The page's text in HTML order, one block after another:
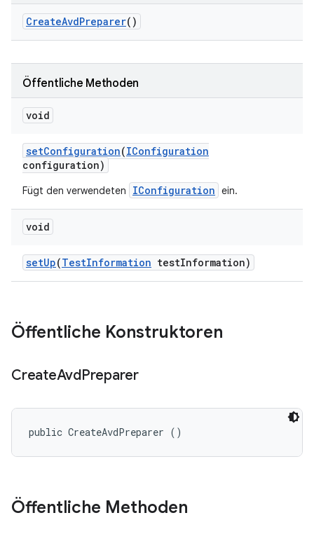
CreateAvdPreparer()
Öffentliche Methoden
void
setConfiguration(IConfiguration
configuration)
Fügt den verwendeten IConfiguration ein.
void
setUp(TestInformation testInformation)
Öffentliche Konstruktoren
CreateAvdPreparer
public CreateAvdPreparer ()
Öffentliche Methoden